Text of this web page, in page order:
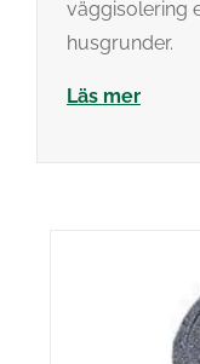
väggisolering
husgrunder.
Läs mer